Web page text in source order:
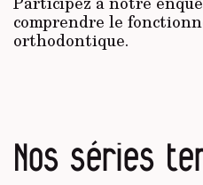
comprendre le
orthodontique.
Nos séries